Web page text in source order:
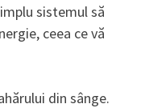
sistemul să
ceea ce vă
din sânge.